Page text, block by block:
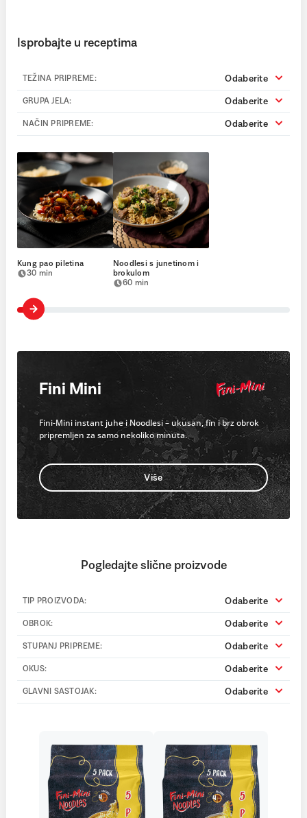
Isprobajte u receptima
TEŽINA PRIPREME: Odaberite
GRUPA JELA: Odaberite
NAČIN PRIPREME: Odaberite
Kung pao piletina
30 min
Noodlesi s junetinom i
brokulom
60 min
Fini Mini
Fini-Mini instant juhe i Noodlesi – ukusan, fin i brz obrok
pripremljen za samo nekoliko minuta.
Više
Pogledajte slične proizvode
TIP PROIZVODA: Odaberite
OBROK: Odaberite
STUPANJ PRIPREME: Odaberite
OKUS: Odaberite
GLAVNI SASTOJAK: Odaberite